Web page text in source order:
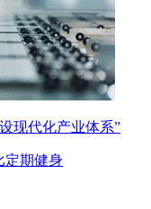
现代化产业体系”
定期健身